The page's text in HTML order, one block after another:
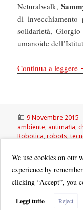
Neturalwalk,
di
solidarietà,
umanoide
Continua a leggere
Scritto
il
9 Novembre 2015
ambiente, antimafia,
Robotica,robots,
We use cookies on our
experience by
clicking “Accept”, you
Leggi tutto Reject